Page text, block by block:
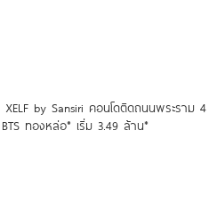
by Sansiri คอนโดติดถนนพระราม 4
ทองหล่อ* เริ่ม 3.49 ล้าน*